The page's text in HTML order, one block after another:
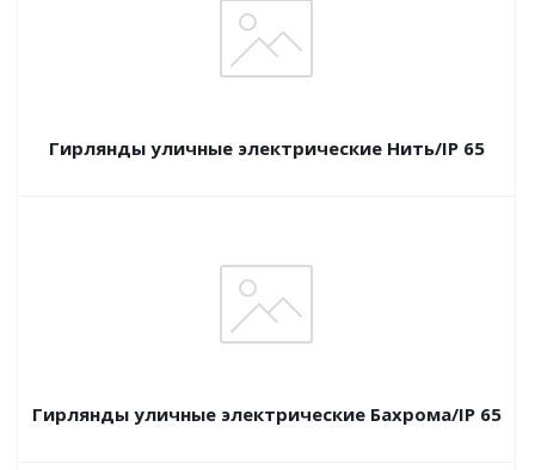
Гирлянды уличные электрические Нить/IP 65
Гирлянды уличные электрические Бахрома/IP 65